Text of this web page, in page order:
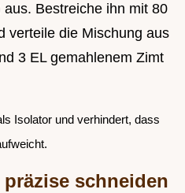
Bestreiche ihn mit 80
verteile die Mischung aus
3 EL gemahlenem Zimt
Isolator und verhindert, dass
schneiden